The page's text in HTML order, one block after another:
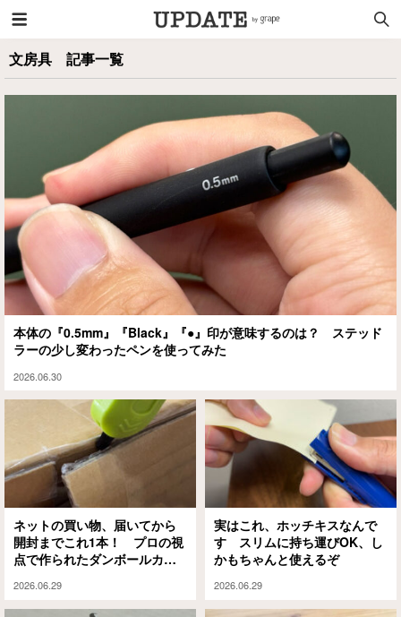
文房具 記事一覧
本体の『0.5mm』『Black』『●』印が意味するのは？ ステッド
ラーの少し変わったペンを使ってみた
2026.06.30
ネットの買い物、届いてから
開封までこれ1本！ プロの視
点で作られたダンボールカッ
2026.06.29
実はこれ、ホッチキスなんで
す スリムに持ち運びOK、し
かもちゃんと使えるぞ
2026.06.29